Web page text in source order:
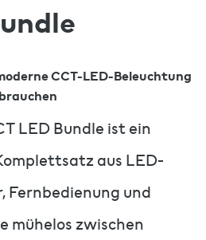
CCT-LED-Beleuchtung
brauchen
LED Bundle ist ein
aus LED-
Fernbedienung und
mühelos zwischen